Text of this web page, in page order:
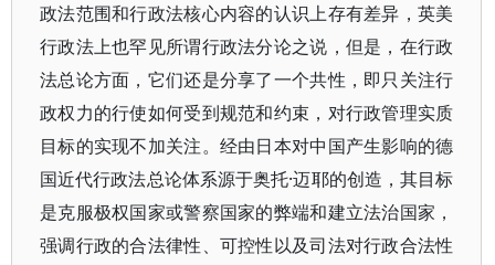
政法范围和行政法核心内容的认识上存有差异，英美
行政法上也罕见所谓行政法分论之说，但是，在行政
法总论方面，它们还是分享了一个共性，即只关注行
政权力的行使如何受到规范和约束，对行政管理实质
目标的实现不加关注。经由日本对中国产生影响的德
国近代行政法总论体系源于奥托·迈耶的创造，其目标
是克服极权国家或警察国家的弊端和建立法治国家，
强调行政的合法律性、可控性以及司法对行政合法性